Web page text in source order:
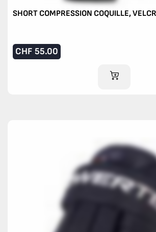
SHORT COMPRESSION COQUILLE,
CHF 55.00
AJOUTER AU